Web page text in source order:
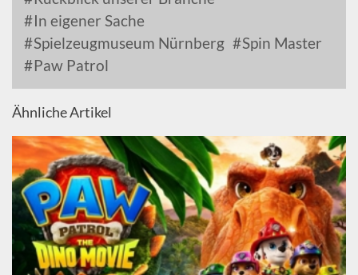
In eigener Sache
Spielzeugmuseum Nürnberg
Spin Master
Paw Patrol
Ähnliche Artikel